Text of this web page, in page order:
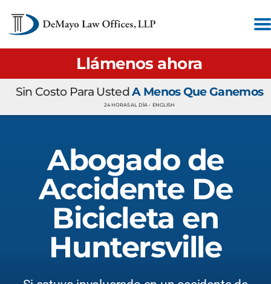
Llámenos ahora
Sin Costo Para UstedA Menos Que Ganemos
24 HORAS AL DÍA • ENGLISH
Abogado de
Accidente De
Bicicleta en
Huntersville